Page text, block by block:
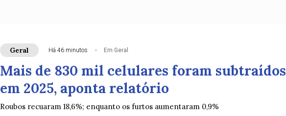
Geral Há 46 minutos Em Geral
Mais de 830 mil celulares foram subtraídos
em 2025, aponta relatório
Roubos recuaram 18,6%; enquanto os furtos aumentaram 0,9%